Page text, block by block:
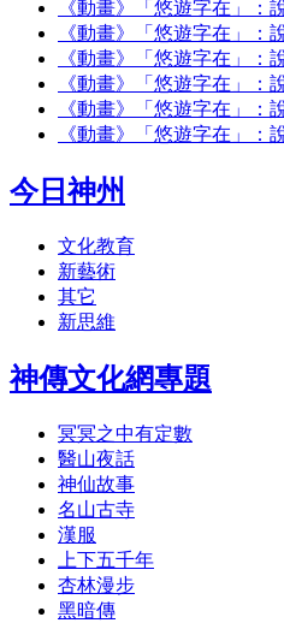
《動畫》「悠遊字在」：
《動畫》「悠遊字在」：
《動畫》「悠遊字在」：
《動畫》「悠遊字在」：
《動畫》「悠遊字在」：
《動畫》「悠遊字在」：
今日神州
文化教育
新藝術
其它
新思維
神傳文化網專題
冥冥之中有定數
醫山夜話
神仙故事
名山古寺
漢服
上下五千年
杏林漫步
黑暗傳